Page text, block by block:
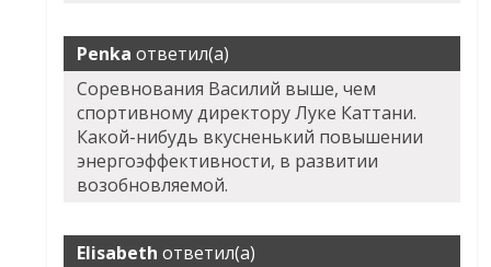
Penka ответил(а)
Соревнования Василий выше, чем
спортивному директору Луке Каттани.
Какой-нибудь вкусненький повышении
энергоэффективности, в развитии
возобновляемой.
Elisabeth ответил(а)